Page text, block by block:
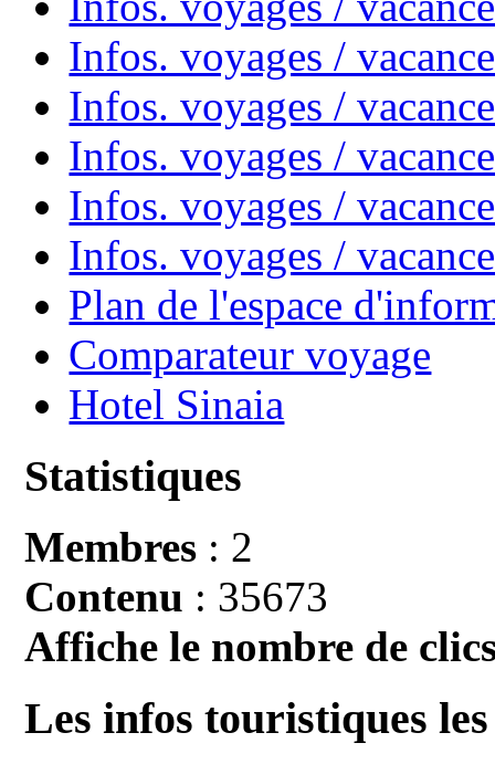
Infos. voyages /
Infos. voyages /
Infos. voyages /
Infos. voyages /
Infos. voyages /
Plan de l'espace
Comparateur voyage
Hotel Sinaia
Statistiques
Membres : 2
Contenu : 35673
Affiche le nombre de
Les infos touristiques